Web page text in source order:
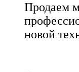
Продаем
новой